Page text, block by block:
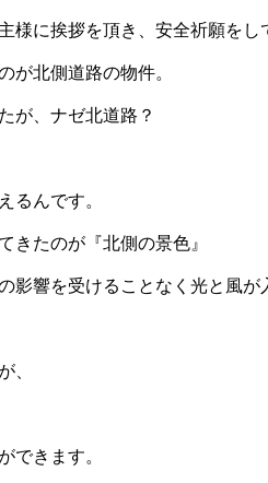
様に挨拶を頂き、安全祈願をし
が北側道路の物件。
が、ナゼ北道路？
るんです。
きたのが『北側の景色』
影響を受けることなく光と風が
、
できます。